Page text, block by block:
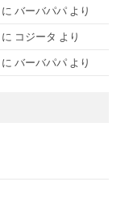
に バーバパパ より
に コジータ より
に バーバパパ より